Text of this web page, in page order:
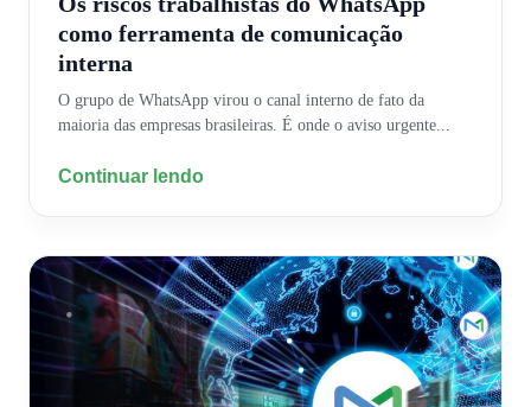
como ferramenta de comunicação
interna
O grupo de WhatsApp virou o canal interno de fato da
maioria das empresas brasileiras. É onde o aviso urgente...
Continuar lendo